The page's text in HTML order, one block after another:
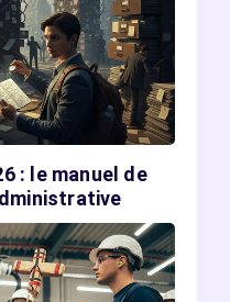
: le manuel de